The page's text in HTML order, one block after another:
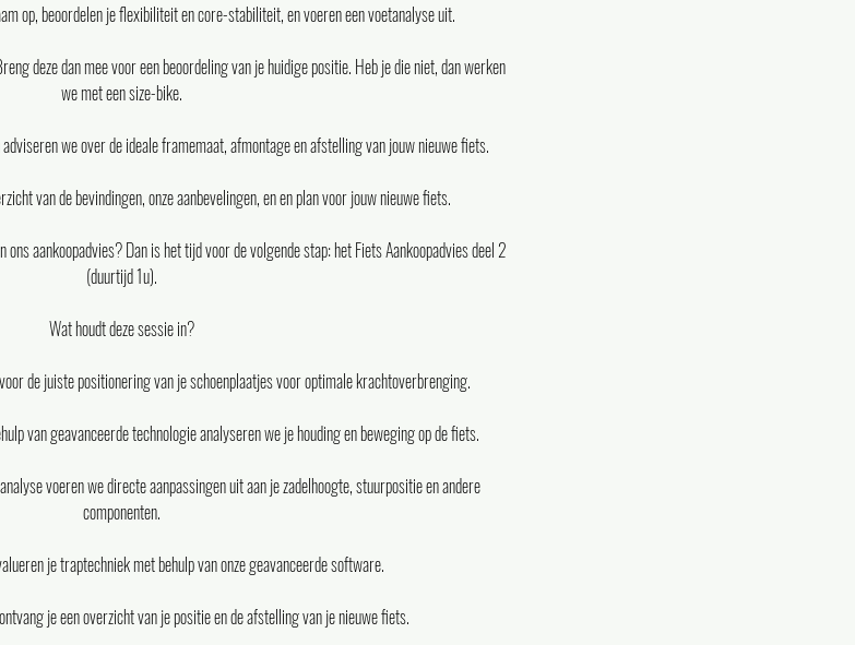
op, beoordelen je flexibiliteit en core-stabiliteit, en voeren een voetanalyse uit.
deze dan mee voor een beoordeling van je huidige positie. Heb je die niet, dan werken
we met een size-bike.
we over de ideale framemaat, afmontage en afstelling van jouw nieuwe fiets.
van de bevindingen, onze aanbevelingen, en en plan voor jouw nieuwe fiets.
aankoopadvies? Dan is het tijd voor de volgende stap: het Fiets Aankoopadvies deel 2
(duurtijd 1u).
Wat houdt deze sessie in?
de juiste positionering van je schoenplaatjes voor optimale krachtoverbrenging.
van geavanceerde technologie analyseren we je houding en beweging op de fiets.
voeren we directe aanpassingen uit aan je zadelhoogte, stuurpositie en andere
componenten.
je traptechniek met behulp van onze geavanceerde software.
je een overzicht van je positie en de afstelling van je nieuwe fiets.